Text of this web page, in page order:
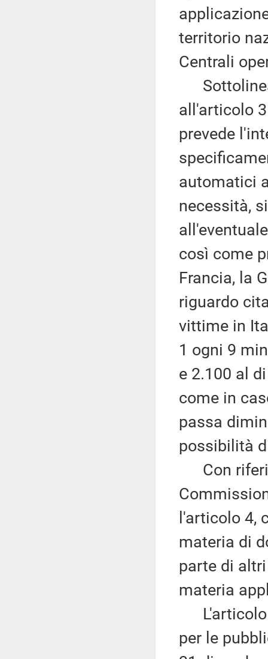
territorio
Centrali
all'articolo
prevede
automatici
necessità,
così come
Francia, la
riguardo
vittime in
1 ogni 9
e 2.100 al
come in
passa
possibilità
Con
l'articolo 4,
materia di
parte di
materia
L'articolo
per le